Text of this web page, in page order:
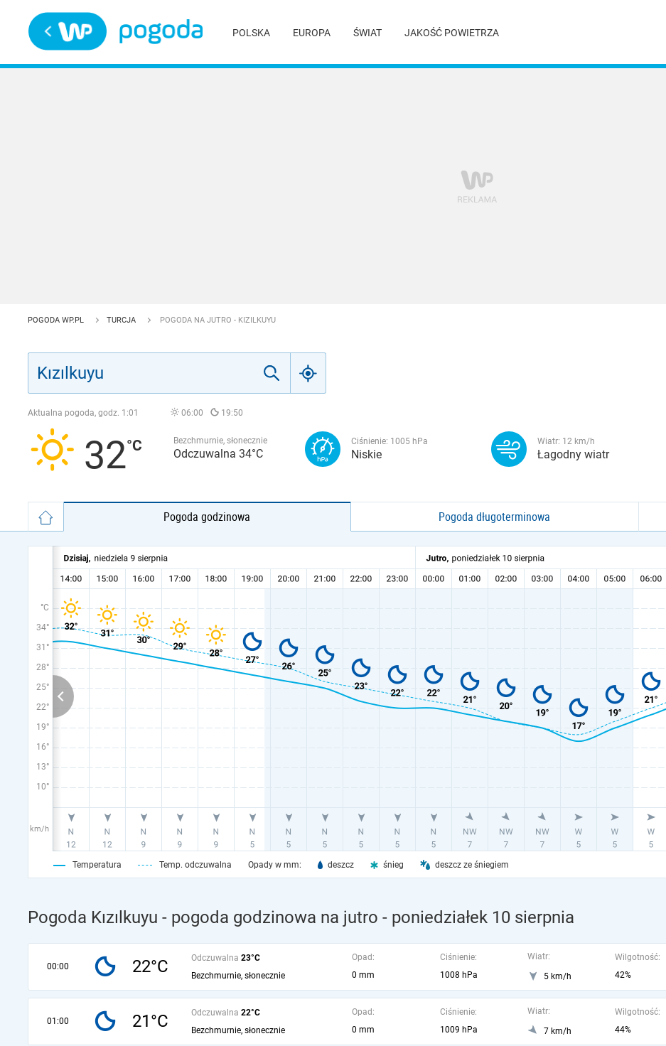
POLSKA EUROPA ŚWIAT JAKOŚĆ POWIETRZA
POGODA WP.PL TURCJA POGODA NA JUTRO - KIZILKUYU
Aktualna pogoda, godz. 1:01 06:00 19:50
32 Bezchmurnie, słonecznie
Odczuwalna 34°C
Ciśnienie: 1005 hPa
Niskie
Wiatr: 12 km/h
Łagodny wiatr
Pogoda godzinowa Pogoda długoterminowa
°C
34°
31°
28°
25°
22°
19°
16°
13°
10°
km/h
Temperatura Temp. odczuwalna Opady w mm: deszcz śnieg deszcz ze śniegiem
Pogoda Kızılkuyu - pogoda godzinowa na jutro - poniedziałek 10 sierpnia
00:00 22°C Odczuwalna 23°C
Bezchmurnie, słonecznie
Opad:
0 mm
Ciśnienie:
1008 hPa
Wiatr:
5 km/h
Wilgotność:
42%
01:00 21°C Odczuwalna 22°C
Bezchmurnie, słonecznie
Opad:
0 mm
Ciśnienie:
1009 hPa
Wiatr:
7 km/h
Wilgotność:
44%